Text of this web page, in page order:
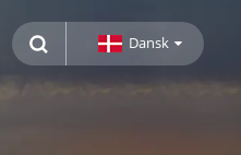
Dansk